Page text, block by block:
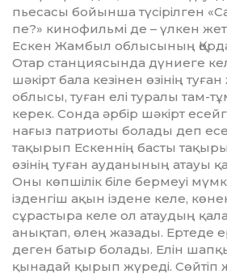
пьесасы бойынша түсірілген
пе?» кино­фильмі де – үлкен
Ескен Жамбыл облысының
Отар станциясында дүниеге
шәкірт бала кезінен өзінің туған
облысы, туған елі туралы там-
керек. Сонда әрбір шәкірт
нағыз патриоты болады деп
тақырып Ескеннің басты
өзінің туған ауданының атауы
Оны көпшілік біле бермеуі
ізденгіш ақын іздене келе,
сұрастыра келе ол атаудың
анықтап, өлең жазады. Ертеде
деген батыр болады. Елін
қынадай қырып жүреді. Сөйтіп